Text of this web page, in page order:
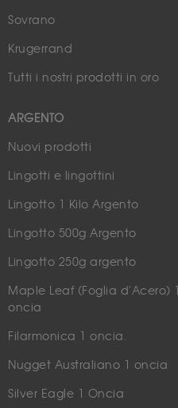
Sovrano
Krugerrand
Tutti i nostri prodotti in oro
ARGENTO
Nuovi prodotti
Lingotti e lingottini
Lingotto 1 Kilo Argento
Lingotto 500g Argento
Lingotto 250g argento
Maple Leaf (Foglia d'Acero) 1
oncia
Filarmonica 1 oncia.
Nugget Australiano 1 oncia
Silver Eagle 1 Oncia